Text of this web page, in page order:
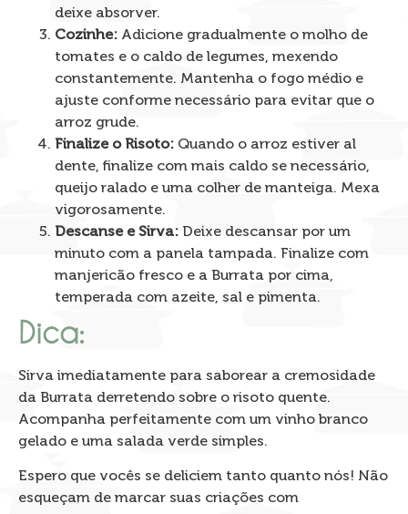
deixe absorver.
Cozinhe: Adicione gradualmente o molho de
tomates e o caldo de legumes, mexendo
constantemente. Mantenha o fogo médio e
ajuste conforme necessário para evitar que o
arroz grude.
Finalize o Risoto: Quando o arroz estiver al
dente, finalize com mais caldo se necessário,
queijo ralado e uma colher de manteiga. Mexa
vigorosamente.
Descanse e Sirva: Deixe descansar por um
minuto com a panela tampada. Finalize com
manjericão fresco e a Burrata por cima,
temperada com azeite, sal e pimenta.
Dica:
Sirva imediatamente para saborear a cremosidade
da Burrata derretendo sobre o risoto quente.
Acompanha perfeitamente com um vinho branco
gelado e uma salada verde simples.
Espero que vocês se deliciem tanto quanto nós! Não
esqueçam de marcar suas criações com